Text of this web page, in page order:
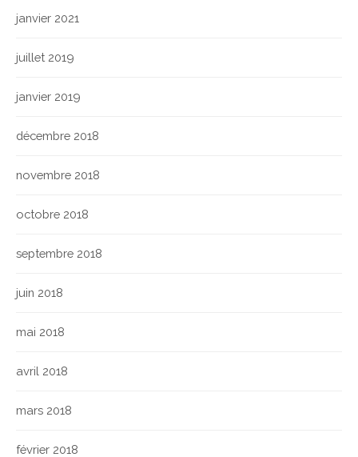
janvier 2021
juillet 2019
janvier 2019
décembre 2018
novembre 2018
octobre 2018
septembre 2018
juin 2018
mai 2018
avril 2018
mars 2018
février 2018